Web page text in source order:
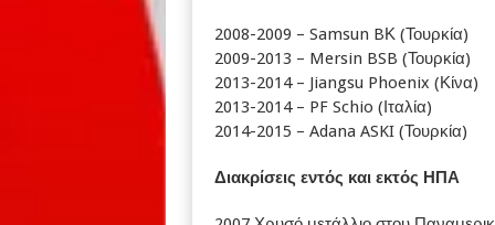
2008-2009 – Samsun BΚ (Τουρκία)
2009-2013 – Mersin BSB (Τουρκία)
2013-2014 – Jiangsu Phoenix (Κίνα)
2013-2014 – PF Schio (Ιταλία)
2014-2015 – Adana ASKI (Τουρκία)
Διακρίσεις εντός και εκτός ΗΠΑ